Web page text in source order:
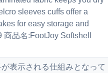
sleeves cuffs offer a
for easy storage and
品名:FootJoy Softshell
表示される仕組みとなって